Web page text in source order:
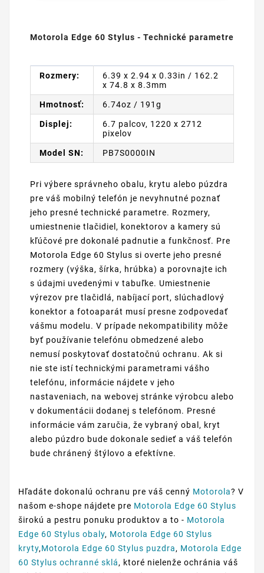
Motorola Edge 60 Stylus - Technické parametre
Rozmery:
6.39 x 2.94 x 0.33in / 162.2
x 74.8 x 8.3mm
Hmotnosť: 6.74oz / 191g
Displej:
6.7 palcov, 1220 x 2712
pixelov
Model SN: PB7S0000IN
Pri výbere správneho obalu, krytu alebo púzdra
pre váš mobilný telefón je nevyhnutné poznať
jeho presné technické parametre. Rozmery,
umiestnenie tlačidiel, konektorov a kamery sú
kľúčové pre dokonalé padnutie a funkčnosť. Pre
Motorola Edge 60 Stylus si overte jeho presné
rozmery (výška, šírka, hrúbka) a porovnajte ich
s údajmi uvedenými v tabuľke. Umiestnenie
výrezov pre tlačidlá, nabíjací port, slúchadlový
konektor a fotoaparát musí presne zodpovedať
vášmu modelu. V prípade nekompatibility môže
byť používanie telefónu obmedzené alebo
nemusí poskytovať dostatočnú ochranu. Ak si
nie ste istí technickými parametrami vášho
telefónu, informácie nájdete v jeho
nastaveniach, na webovej stránke výrobcu alebo
v dokumentácii dodanej s telefónom. Presné
informácie vám zaručia, že vybraný obal, kryt
alebo púzdro bude dokonale sedieť a váš telefón
bude chránený štýlovo a efektívne.
Hľadáte dokonalú ochranu pre váš cenný Motorola? V
našom e-shope nájdete pre Motorola Edge 60 Stylus
širokú a pestru ponuku produktov a to - Motorola
Edge 60 Stylus obaly, Motorola Edge 60 Stylus
kryty,Motorola Edge 60 Stylus puzdra, Motorola Edge
60 Stylus ochranné sklá, ktoré nielenže ochránia váš